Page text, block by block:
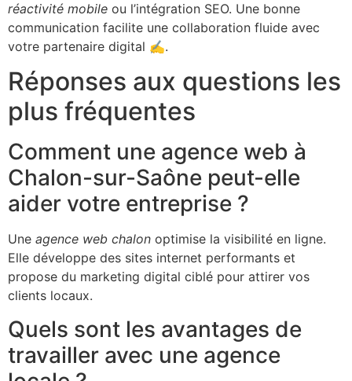
réactivité mobile ou l’intégration SEO. Une bonne
communication facilite une collaboration fluide avec
votre partenaire digital ✍️.
Réponses aux questions les
plus fréquentes
Comment une agence web à
Chalon-sur-Saône peut-elle
aider votre entreprise ?
Une agence web chalon optimise la visibilité en ligne.
Elle développe des sites internet performants et
propose du marketing digital ciblé pour attirer vos
clients locaux.
Quels sont les avantages de
travailler avec une agence